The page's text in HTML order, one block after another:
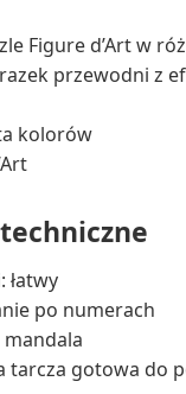
Figure d’Art w
przewodni z
kolorów
łatwy
po numerach
tarcza gotowa do